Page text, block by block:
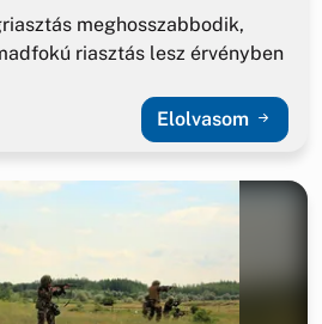
meghosszabbodik,
riasztás lesz érvényben
Elolvasom